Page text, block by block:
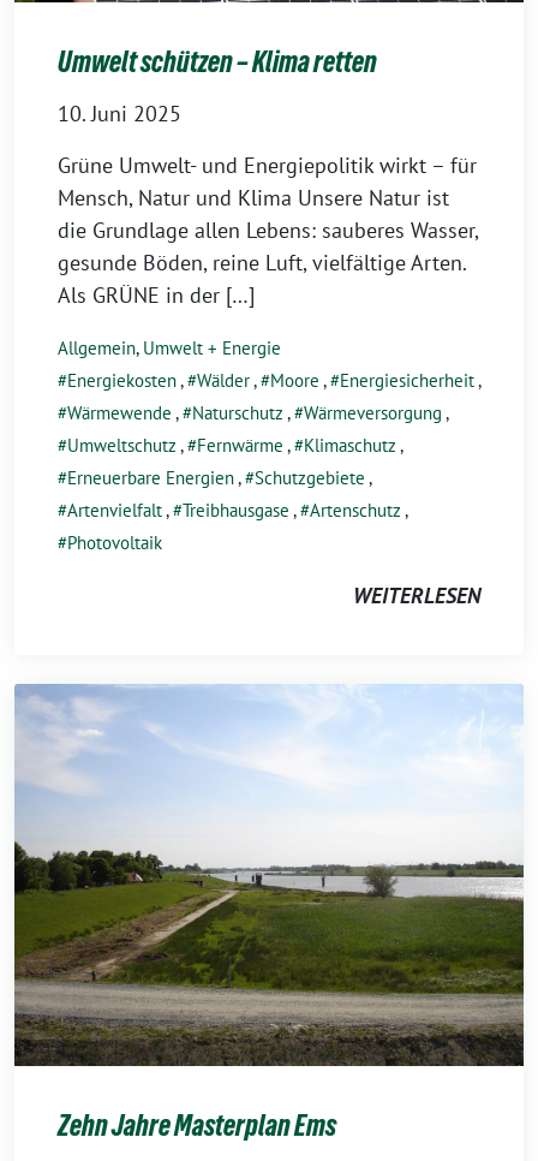
Umwelt schützen – Klima retten
10. Juni 2025
Grüne Umwelt- und Energiepolitik wirkt – für
Mensch, Natur und Klima Unsere Natur ist
die Grundlage allen Lebens: sauberes Wasser,
gesunde Böden, reine Luft, vielfältige Arten.
Als GRÜNE in der […]
Allgemein, Umwelt + Energie
Energiekosten, Wälder, Moore , Energiesicherheit,
Wärmewende , Naturschutz , Wärmeversorgung ,
Umweltschutz , Fernwärme , Klimaschutz ,
Erneuerbare Energien, Schutzgebiete ,
Artenvielfalt, Treibhausgase , Artenschutz ,
Photovoltaik
WEITERLESEN
Zehn Jahre Masterplan Ems